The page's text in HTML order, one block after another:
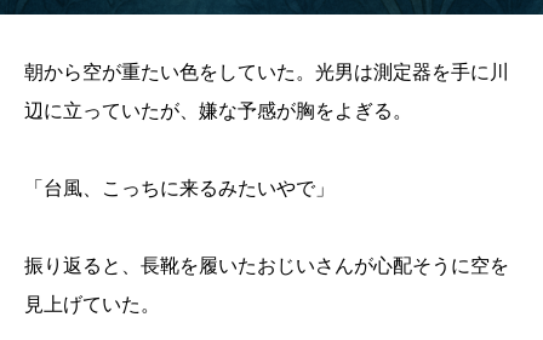
朝から空が重たい色をしていた。光男は測定器を手に川
辺に立っていたが、嫌な予感が胸をよぎる。
「台風、こっちに来るみたいやで」
振り返ると、長靴を履いたおじいさんが心配そうに空を
見上げていた。